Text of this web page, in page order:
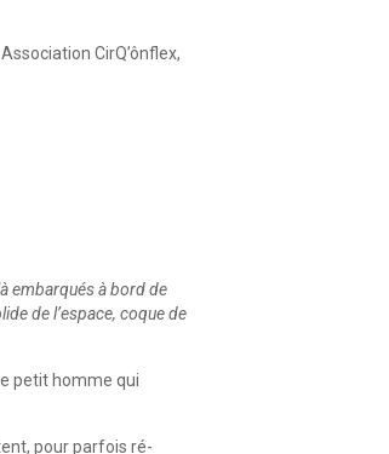
CirQ’ônflex,
embarqués à bord de
de l’espace, coque de
petit homme qui
pour parfois ré-